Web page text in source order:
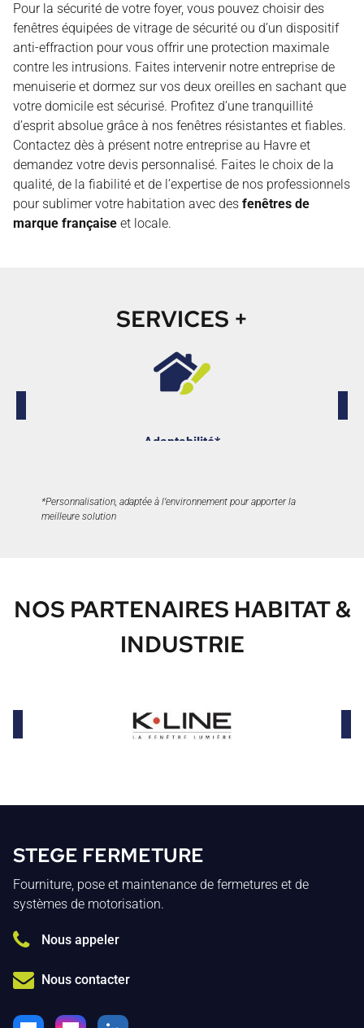
Pour la sécurité de votre foyer, vous pouvez choisir des
fenêtres équipées de vitrage de sécurité ou d’un dispositif
anti-effraction pour vous offrir une protection maximale
contre les intrusions. Faites intervenir notre entreprise de
menuiserie et dormez sur vos deux oreilles en sachant que
votre domicile est sécurisé. Profitez d’une tranquillité
d’esprit absolue grâce à nos fenêtres résistantes et fiables.
Contactez dès à présent notre entreprise au Havre et
demandez votre devis personnalisé. Faites le choix de la
qualité, de la fiabilité et de l’expertise de nos professionnels
pour sublimer votre habitation avec des fenêtres de
marque française et locale.
SERVICES +
Adaptabilité*
*Personnalisation, adaptée à l’environnement pour apporter la
meilleure solution
NOS PARTENAIRES HABITAT &
INDUSTRIE
STEGE FERMETURE
Fourniture, pose et maintenance de fermetures et de
systèmes de motorisation.
Nous appeler
Nous contacter